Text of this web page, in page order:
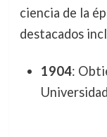
ciencia de la
destacados
1904: